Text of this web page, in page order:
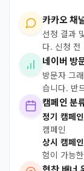
카카오 채
선정 결과
다. 신청 전
네이버 방
방문자 그
습니다. 반
캠페인 분
정기 캠페인
캠페인
상시 캠페인
험이 가능